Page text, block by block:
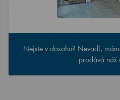
Nejste v dosahu? Nevadí,
prodává náš